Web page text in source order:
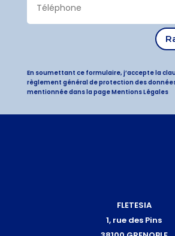
En soumettant ce formulaire, j’accepte la
règlement général de protection des
mentionnée dans la page Mentions Légales
FLETESIA
1, rue des Pins